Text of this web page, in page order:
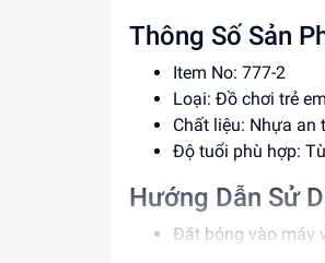
Thông Số Sản
Item No: 777-2
Loại: Đồ chơi trẻ em
Chất liệu: Nhựa an
Độ tuổi phù hợp:
Hướng Dẫn Sử
Đặt bóng vào máy